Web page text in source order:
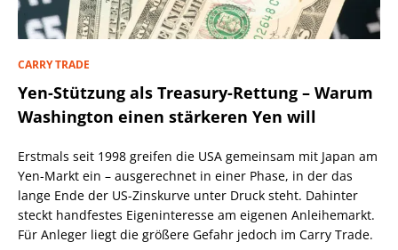
CARRY TRADE
Yen-Stützung als Treasury-Rettung – Warum
Washington einen stärkeren Yen will
Erstmals seit 1998 greifen die USA gemeinsam mit Japan am
Yen-Markt ein – ausgerechnet in einer Phase, in der das
lange Ende der US-Zinskurve unter Druck steht. Dahinter
steckt handfestes Eigeninteresse am eigenen Anleihemarkt.
Für Anleger liegt die größere Gefahr jedoch im Carry Trade.